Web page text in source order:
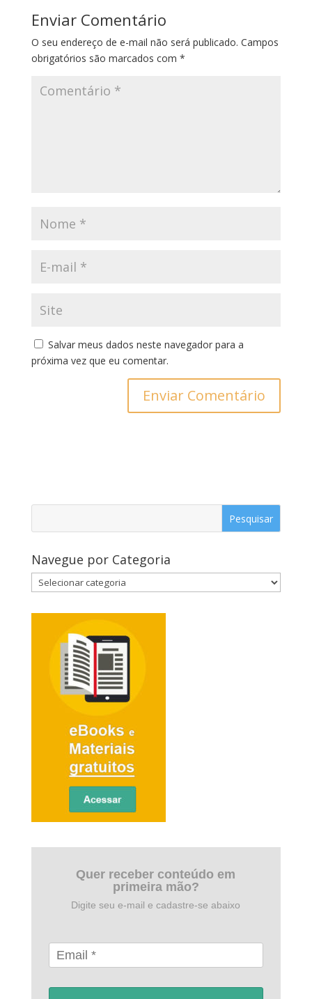
Enviar Comentário
O seu endereço de e-mail não será publicado. Campos
obrigatórios são marcados com *
Salvar meus dados neste navegador para a
próxima vez que eu comentar.
Navegue por Categoria
Quer receber conteúdo em
primeira mão?
Digite seu e-mail e cadastre-se abaixo